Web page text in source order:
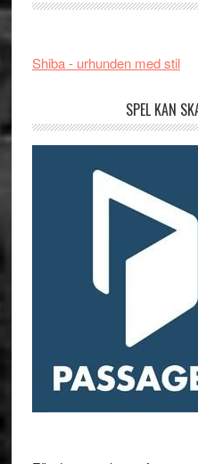
Shiba - urhunden med stil
SPEL KAN